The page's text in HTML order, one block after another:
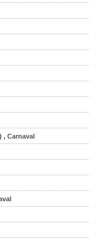
, Carnaval